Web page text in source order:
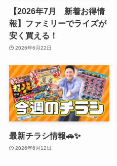
【2026年7月 新着お得情
報】ファミリーでライズが
安く買える！
2026年6月22日
最新チラシ情報🚗✨
2026年6月12日